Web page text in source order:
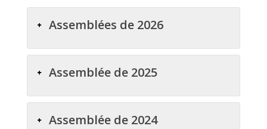
Assemblées de 2026
Assemblée de 2025
Assemblée de 2024